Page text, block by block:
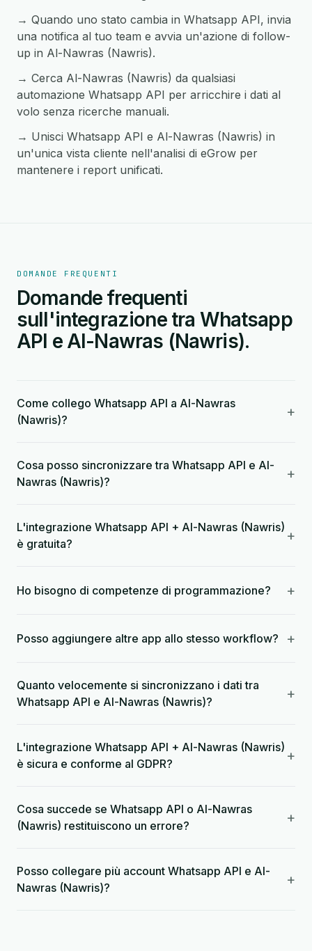
→ Quando uno stato cambia in Whatsapp API, invia
una notifica al tuo team e avvia un'azione di follow-
up in Al-Nawras (Nawris).
→ Cerca Al-Nawras (Nawris) da qualsiasi
automazione Whatsapp API per arricchire i dati al
volo senza ricerche manuali.
→ Unisci Whatsapp API e Al-Nawras (Nawris) in
un'unica vista cliente nell'analisi di eGrow per
mantenere i report unificati.
DOMANDE FREQUENTI
Domande frequenti
sull'integrazione tra Whatsapp
API e Al-Nawras (Nawris).
Come collego Whatsapp API a Al-Nawras
(Nawris)?
+
Cosa posso sincronizzare tra Whatsapp API e Al-
Nawras (Nawris)?
+
L'integrazione Whatsapp API + Al-Nawras (Nawris)
è gratuita?
+
Ho bisogno di competenze di programmazione? +
Posso aggiungere altre app allo stesso workflow? +
Quanto velocemente si sincronizzano i dati tra
Whatsapp API e Al-Nawras (Nawris)?
+
L'integrazione Whatsapp API + Al-Nawras (Nawris)
è sicura e conforme al GDPR?
+
Cosa succede se Whatsapp API o Al-Nawras
(Nawris) restituiscono un errore?
+
Posso collegare più account Whatsapp API e Al-
Nawras (Nawris)?
+